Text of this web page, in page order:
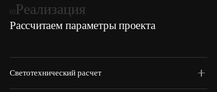
03Реализация
Рассчитаем параметры проекта
Светотехнический расчет